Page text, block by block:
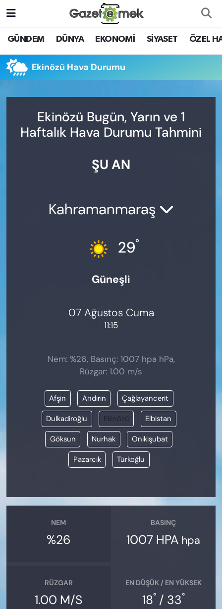
GÜNDEM DÜNYA EKONOMİ SİYASET ÖZEL
Ekinözü Hava Durumu
Ekinözü Bugün, Yarın ve 1
Haftalık Hava Durumu Tahmini
ŞU AN
Kahramanmaraş
29°
Güneşli
07 Ağustos Cuma
11:15
Nem: %26, Basınç: 1007 hpa hPa,
Rüzgar: 1.00 m/s
Afşin Andırın Çağlayancerit
Dulkadiroğlu Ekinözü Elbistan
Göksun Nurhak Onikişubat
Pazarcık Türkoğlu
NEM
%26
BASINÇ
1007 HPA hpa
RÜZGAR
1.00 M/S
EN DÜŞÜK / EN YÜKSEK
18°/ 33°
DÜNYA
EKONOMİ
YENİ MEDYADA EMEK
GAZETECİLİĞİNİ GELİŞTİRMEK
EĞİTİM
ÖZEL HABER
SİYASET
VAN VE DİYARBAKIR HABERLERİ
Nöbetçi Eczaneler
Hava Durumu
Trafik Durumu
Süper Lig Puan Durumu ve Fikstür
Haber Arşivi